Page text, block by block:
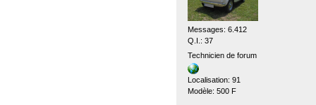
Messages: 6.412
Q.I.: 37
Technicien de forum
Localisation: 91
Modèle: 500 F